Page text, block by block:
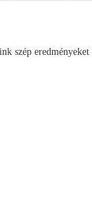
szép eredményeket